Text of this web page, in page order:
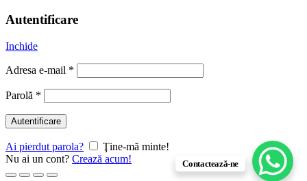
Contactează-ne
Autentificare
Inchide
Adresa e-mail *
Parolă *
Autentificare
Ai pierdut parola?
Ţine-mă minte!
Nu ai un cont? Crează acum!